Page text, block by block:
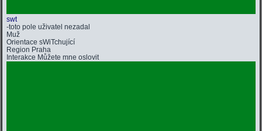
swt
-toto pole uživatel nezadal
Muž
Orientace sWiTchující
Region Praha
Interakce Můžete mne oslovit